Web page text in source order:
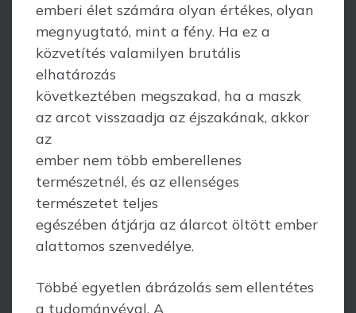
emberi élet számára olyan értékes, olyan
megnyugtató, mint a fény. Ha ez a
közvetítés valamilyen brutális
elhatározás
következtében megszakad, ha a maszk
az arcot visszaadja az éjszakának, akkor
az
ember nem több emberellenes
természetnél, és az ellenséges
természetet teljes
egészében átjárja az álarcot öltött ember
alattomos szenvedélye.
Többé egyetlen ábrázolás sem ellentétes
a tudományéval. A